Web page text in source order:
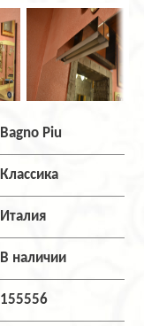
Bagno Piu
Классика
Италия
В наличии
155556